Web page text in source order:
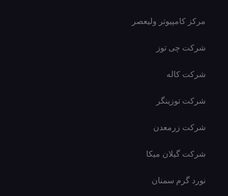
مرکز کامپیوتر ولیعصر
شرکت چی توز
شرکت کاله
شرکت توزینگر
شرکت زرمعدن
شرکت گیلان میکا
نورد گرم سمنان